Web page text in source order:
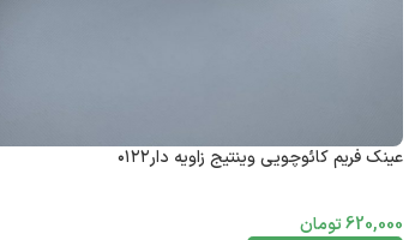
عینک فریم کائوچویی وینتیج زاویه دار۰۱۲۲
620,000تومان